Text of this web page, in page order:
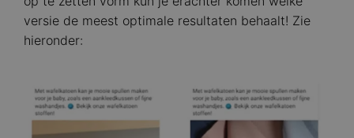
versie de meest optimale resultaten behaalt! Zie
hieronder: